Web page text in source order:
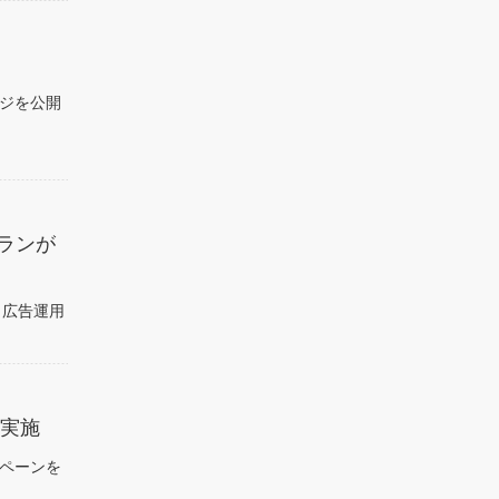
を公開
ンが
告運用
施
ーンを